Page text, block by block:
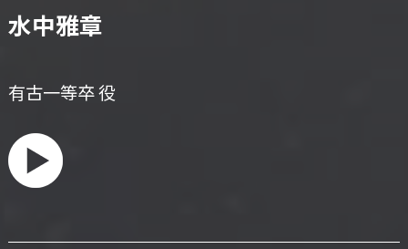
水中雅章
有古一等卒 役